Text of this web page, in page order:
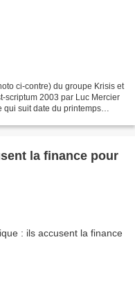
ci-contre) du groupe Krisis et
scriptum 2003 par Luc Mercier
qui suit date du printemps
la finance pour